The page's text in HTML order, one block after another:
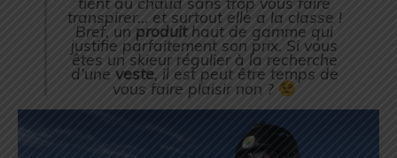
transpirer… et surtout elle a la classe !
Bref, un produithaut de gamme qui
justifie parfaitement son prix. Si vous
êtes un skieur régulier à la recherche
d’une veste, il est peut être temps de
vous faire plaisir non ?